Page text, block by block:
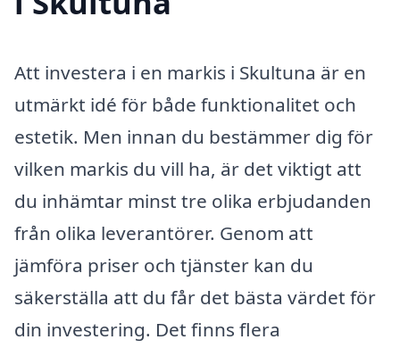
Att investera i en markis i Skultuna är en
utmärkt idé för både funktionalitet och
estetik. Men innan du bestämmer dig för
vilken markis du vill ha, är det viktigt att
du inhämtar minst tre olika erbjudanden
från olika leverantörer. Genom att
jämföra priser och tjänster kan du
säkerställa att du får det bästa värdet för
din investering. Det finns flera